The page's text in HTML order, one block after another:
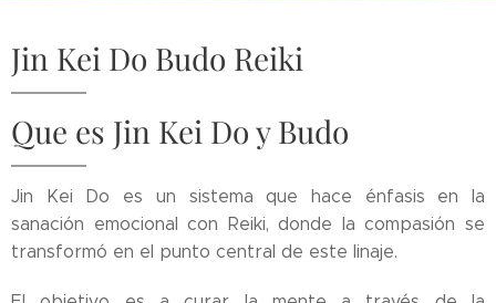
Jin Kei Do Budo Reiki
Que es Jin Kei Do y Budo
Jin Kei Do es un sistema que hace énfasis en la
sanación emocional con Reiki, donde la compasión se
transformó en el punto central de este linaje.